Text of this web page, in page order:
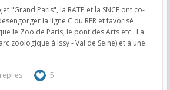
"Grand Paris", la RATP et la SNCF ont co-
la ligne C du RER et favorisé
le Zoo de Paris, le pont des Arts etc.. La
zoologique à Issy - Val de Seine) et a une
5